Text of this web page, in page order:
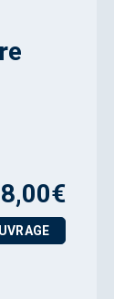
€